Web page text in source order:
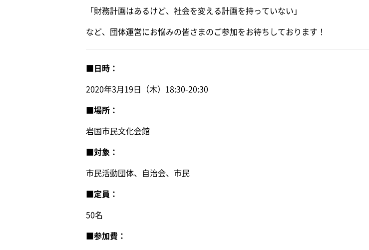
「財務計画はあるけど、社会を変える計画を持っていない」
など、団体運営にお悩みの皆さまのご参加をお待ちしております！
■日時：
2020年3月19日（木）18:30-20:30
■場所：
岩国市民文化会館
■対象：
市民活動団体、自治会、市民
■定員：
50名
■参加費：